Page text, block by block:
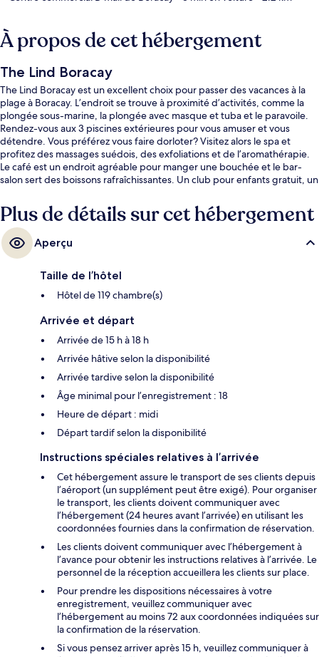
À propos de cet hébergement
The Lind Boracay
The Lind Boracay est un excellent choix pour passer des vacances à la
plage à Boracay. L’endroit se trouve à proximité d’activités, comme la
plongée sous-marine, la plongée avec masque et tuba et le paravoile.
Rendez-vous aux 3 piscines extérieures pour vous amuser et vous
détendre. Vous préférez vous faire dorloter? Visitez alors le spa et
profitez des massages suédois, des exfoliations et de l’aromathérapie.
Le café est un endroit agréable pour manger une bouchée et le bar-
salon sert des boissons rafraîchissantes. Un club pour enfants gratuit, un
comptent parmi les autres points saillants de hôtel de luxe. Les autres
voyageurs apprécient vraiment le personnel serviable.
Plus de détails sur cet hébergement
Aperçu
Taille de l’hôtel
Hôtel de 119 chambre(s)
Arrivée et départ
Arrivée de 15 h à 18 h
Arrivée hâtive selon la disponibilité
Arrivée tardive selon la disponibilité
Âge minimal pour l’enregistrement : 18
Heure de départ : midi
Départ tardif selon la disponibilité
Instructions spéciales relatives à l’arrivée
Cet hébergement assure le transport de ses clients depuis
l’aéroport (un supplément peut être exigé). Pour organiser
le transport, les clients doivent communiquer avec
l’hébergement (24 heures avant l’arrivée) en utilisant les
coordonnées fournies dans la confirmation de réservation.
Les clients doivent communiquer avec l’hébergement à
l’avance pour obtenir les instructions relatives à l’arrivée. Le
personnel de la réception accueillera les clients sur place.
Pour prendre les dispositions nécessaires à votre
enregistrement, veuillez communiquer avec
l’hébergement au moins 72 aux coordonnées indiquées sur
la confirmation de la réservation.
Si vous pensez arriver après 15 h, veuillez communiquer à